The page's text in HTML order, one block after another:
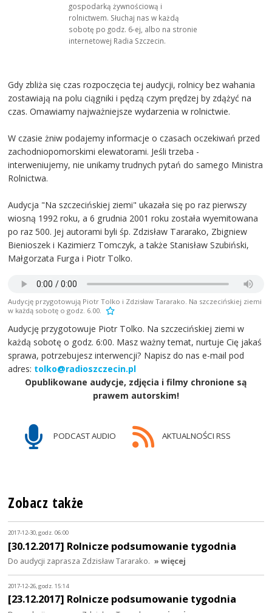
gospodarką żywnościową i
rolnictwem. Słuchaj nas w każdą
sobotę po godz. 6-ej, albo na stronie
internetowej Radia Szczecin.
Gdy zbliża się czas rozpoczęcia tej audycji, rolnicy bez wahania
zostawiają na polu ciągniki i pędzą czym prędzej by zdążyć na
czas. Omawiamy najważniejsze wydarzenia w rolnictwie.
W czasie żniw podajemy informacje o czasach oczekiwań przed
zachodniopomorskimi elewatorami. Jeśli trzeba -
interweniujemy, nie unikamy trudnych pytań do samego Ministra
Rolnictwa.
Audycja "Na szczecińskiej ziemi" ukazała się po raz pierwszy
wiosną 1992 roku, a 6 grudnia 2001 roku została wyemitowana
po raz 500. Jej autorami byli śp. Zdzisław Tararako, Zbigniew
Bienioszek i Kazimierz Tomczyk, a także Stanisław Szubiński,
Małgorzata Furga i Piotr Tolko.
Audycję przygotowują Piotr Tolko i Zdzisław Tararako. Na szczecińskiej ziemi
w każdą sobotę o godz. 6.00.
Audycję przygotowuje Piotr Tolko. Na szczecińskiej ziemi w
każdą sobotę o godz. 6:00. Masz ważny temat, nurtuje Cię jakaś
sprawa, potrzebujesz interwencji? Napisz do nas e-mail pod
adres: tolko@radioszczecin.pl
Opublikowane audycje, zdjęcia i filmy chronione są
prawem autorskim!
PODCAST AUDIO AKTUALNOŚCI RSS
Zobacz także
2017-12-30, godz. 06:00
[30.12.2017] Rolnicze podsumowanie tygodnia
Do audycji zaprasza Zdzisław Tararako. » więcej
2017-12-26, godz. 15:14
[23.12.2017] Rolnicze podsumowanie tygodnia